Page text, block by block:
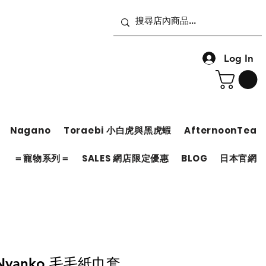
Log In
Nagano Toraebi 小白虎與黑虎蝦 AfternoonTea
＝寵物系列＝ SALES 網店限定優惠 BLOG 日本官網